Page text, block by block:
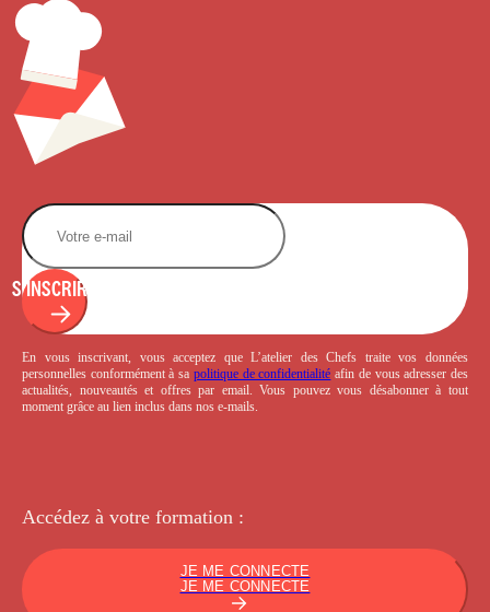
S'INSCRIRE
En vous inscrivant, vous acceptez que L’atelier des Chefs traite vos données
personnelles conformément à sa politique de confidentialité afin de vous adresser des
actualités, nouveautés et offres par email. Vous pouvez vous désabonner à tout
moment grâce au lien inclus dans nos e-mails.
Accédez à votre formation :
JE ME CONNECTE
JE ME CONNECTE